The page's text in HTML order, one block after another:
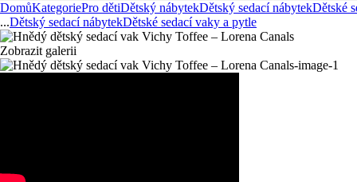
DomůKategoriePro dětiDětský nábytekDětský sedací nábytekDětské
...Dětský sedací nábytekDětské sedací vaky a pytle
Zobrazit galerii